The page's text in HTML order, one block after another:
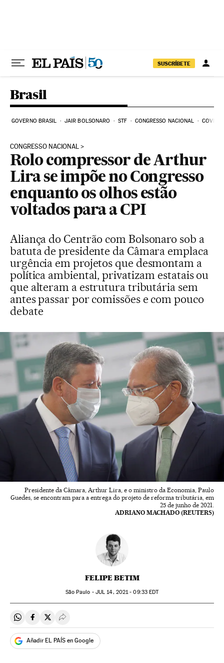
SUSCRÍBETE
Brasil
GOVERNO BRASIL JAIR BOLSONARO STF CONGRESSO NACIONAL COVID-
CONGRESSO NACIONAL
Rolo compressor de Arthur
Lira se impõe no Congresso
enquanto os olhos estão
voltados para a CPI
Aliança do Centrão com Bolsonaro sob a
batuta de presidente da Câmara emplaca
urgência em projetos que desmontam a
política ambiental, privatizam estatais ou
que alteram a estrutura tributária sem
antes passar por comissões e com pouco
debate
Presidente da Câmara, Arthur Lira, e o ministro da Economia, Paulo
Guedes, se encontram para a entrega do projeto de reforma tributária, em
25 de junho de 2021.
ADRIANO MACHADO (REUTERS)
FELIPE BETIM
São Paulo - JUL 14, 2021 - 09:33EDT
Compartir en Whatsapp
Compartir en Facebook
Compartir en Twitter
Desplegar Redes Sociales
Añadir EL PAÍS en Google